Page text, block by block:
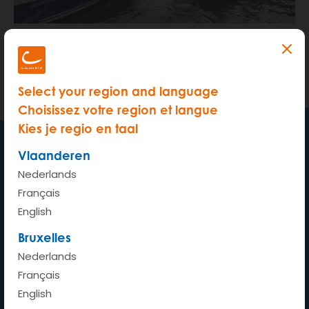
Select your region and language
Choisissez votre region et langue
Kies je regio en taal
Vlaanderen
Nederlands
Français
English
Bruxelles
Nederlands
Français
English
2.44 MB
Title Text
cambio navigue?
Een auto waar ik wil, wanneer
ik wil
Home
Hoe werkt het?